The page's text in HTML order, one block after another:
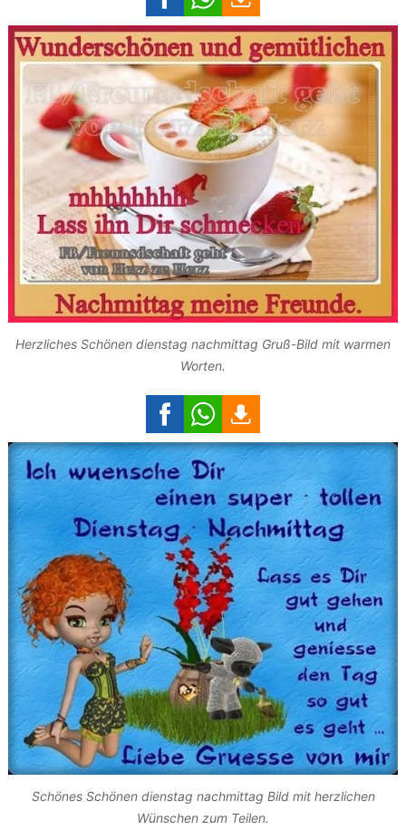
Herzliches Schönen dienstag nachmittag Gruß-Bild mit warmen
Worten.
Schönes Schönen dienstag nachmittag Bild mit herzlichen
Wünschen zum Teilen.